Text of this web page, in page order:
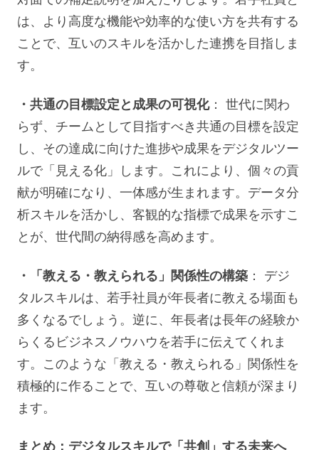
は、より高度な機能や効率的な使い方を共有する
ことで、互いのスキルを活かした連携を目指しま
す。
・共通の目標設定と成果の可視化： 世代に関わ
らず、チームとして目指すべき共通の目標を設定
し、その達成に向けた進捗や成果をデジタルツー
ルで「見える化」します。これにより、個々の貢
献が明確になり、一体感が生まれます。データ分
析スキルを活かし、客観的な指標で成果を示すこ
とが、世代間の納得感を高めます。
・「教える・教えられる」関係性の構築 ： デジ
タルスキルは、若手社員が年長者に教える場面も
多くなるでしょう。逆に、年長者は長年の経験か
らくるビジネスノウハウを若手に伝えてくれま
す。このような「教える・教えられる」関係性を
積極的に作ることで、互いの尊敬と信頼が深まり
ます。
まとめ：デジタルスキルで「共創」する未来へ